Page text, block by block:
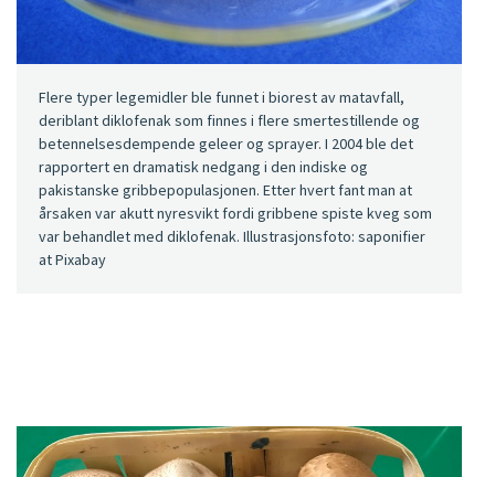
Flere typer legemidler ble funnet i biorest av matavfall,
deriblant diklofenak som finnes i flere smertestillende og
betennelsesdempende geleer og sprayer. I 2004 ble det
rapportert en dramatisk nedgang i den indiske og
pakistanske gribbepopulasjonen. Etter hvert fant man at
årsaken var akutt nyresvikt fordi gribbene spiste kveg som
var behandlet med diklofenak. Illustrasjonsfoto: saponifier
at Pixabay